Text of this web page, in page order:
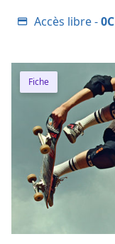
Accès libre -
Fiche